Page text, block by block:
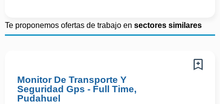
Te proponemos ofertas de trabajo en sectores similares
Monitor De Transporte Y
Seguridad Gps - Full Time,
Pudahuel